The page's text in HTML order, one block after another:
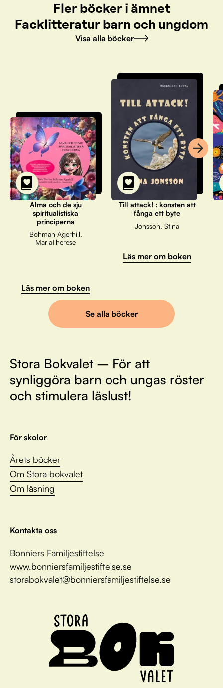
Fler böcker i ämnet
Facklitteratur barn och ungdom
Visa alla böcker
Alma och de sju
spiritualistiska
principerna
Bohman Agerhill,
MariaTherese
Läs mer om boken
Till attack! : konsten att
fånga ett byte
Jonsson, Stina
Läs mer om boken
Se alla böcker
Stora Bokvalet – För att
synliggöra barn och ungas röster
och stimulera läslust!
För skolor
Årets böcker
Om Stora bokvalet
Om läsning
Kontakta oss
Bonniers Familjestiftelse
www.bonniersfamiljestiftelse.se
storabokvalet@bonniersfamiljestiftelse.se